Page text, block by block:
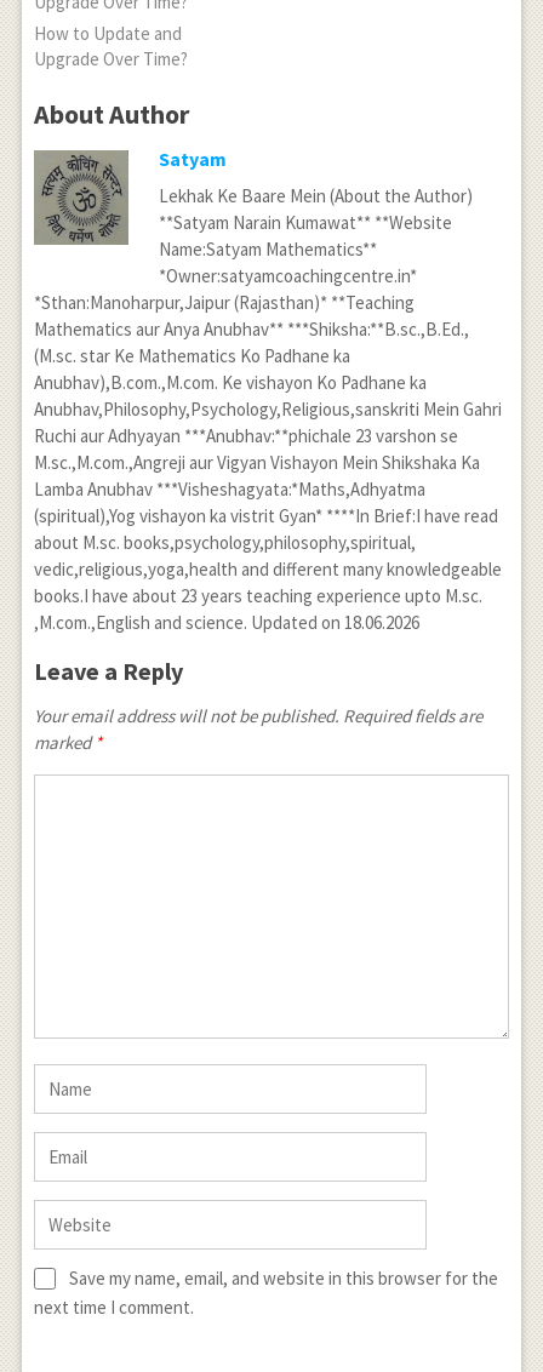
How to Update and
Upgrade Over Time?
About Author
Satyam
Lekhak Ke Baare Mein (About the Author)
**Satyam Narain Kumawat** **Website
Name:Satyam Mathematics**
*Owner:satyamcoachingcentre.in*
*Sthan:Manoharpur,Jaipur (Rajasthan)* **Teaching
Mathematics aur Anya Anubhav** ***Shiksha:**B.sc.,B.Ed.,
(M.sc. star Ke Mathematics Ko Padhane ka
Anubhav),B.com.,M.com. Ke vishayon Ko Padhane ka
Anubhav,Philosophy,Psychology,Religious,sanskriti Mein Gahri
Ruchi aur Adhyayan ***Anubhav:**phichale 23 varshon se
M.sc.,M.com.,Angreji aur Vigyan Vishayon Mein Shikshaka Ka
Lamba Anubhav ***Visheshagyata:*Maths,Adhyatma
(spiritual),Yog vishayon ka vistrit Gyan* ****In Brief:I have read
about M.sc. books,psychology,philosophy,spiritual,
vedic,religious,yoga,health and different many knowledgeable
books.I have about 23 years teaching experience upto M.sc.
,M.com.,English and science. Updated on 18.06.2026
Leave a Reply
Your email address will not be published. Required fields are
marked *
Save my name, email, and website in this browser for the
next time I comment.